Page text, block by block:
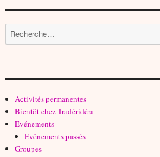
Recherche
Activités permanentes
Bientôt chez Tradéridéra
Evénements
Événements passés
Groupes